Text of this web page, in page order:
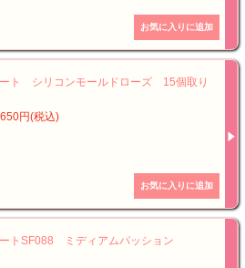
ト シリコンモールドローズ 15個取り
円(税込)
トSF088 ミディアムパッション